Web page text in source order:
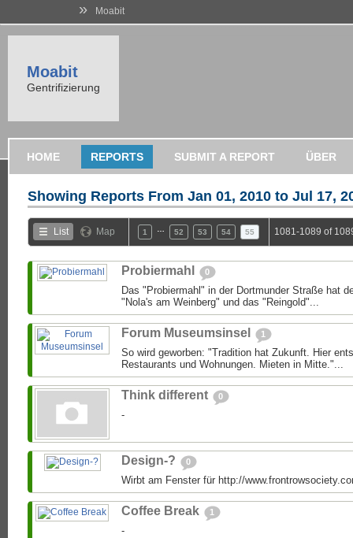
» Moabit
Moabit
Gentrifizierung
HOME REPORTS SUBMIT A REPORT ÜBER
Showing Reports From Jan 01, 2010 to Jul 17,
List Map 1 52 53 54 55 1081-1089 of
Probiermahl 0
Das "Probiermahl" in der Dortmunder Straße hat
"Nola's am Weinberg" und das "Reingold"...
Forum Museumsinsel 1
So wird geworben: "Tradition hat Zukunft. Hier
Restaurants und Wohnungen. Mieten in Mitte."...
Think different 0
-
Design-? 0
Wirbt am Fenster für http://
Coffee Break 1
-